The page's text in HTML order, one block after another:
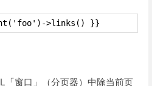
>links() }}
「窗口」（分页器）中除当前页